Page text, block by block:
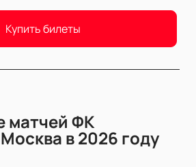
Купить билеты
матчей ФК
в 2026 году